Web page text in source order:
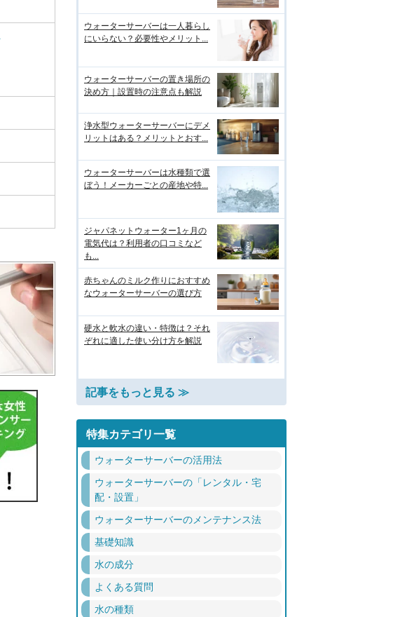
ウォーターサーバーは一人暮らし
にいらない？必要性やメリット...
ウォーターサーバーの置き場所の
決め方｜設置時の注意点も解説
浄水型ウォーターサーバーにデメ
リットはある？メリットとおす...
ウォーターサーバーは水種類で選
ぼう！メーカーごとの産地や特...
ジャパネットウォーター1ヶ月の
電気代は？利用者の口コミなど
も...
赤ちゃんのミルク作りにおすすめ
なウォーターサーバーの選び方
硬水と軟水の違い・特徴は？それ
ぞれに適した使い分け方を解説
記事をもっと見る ≫
特集カテゴリ一覧
ウォーターサーバーの活用法
ウォーターサーバーの「レンタル・宅
配・設置」
ウォーターサーバーのメンテナンス法
基礎知識
水の成分
よくある質問
水の種類